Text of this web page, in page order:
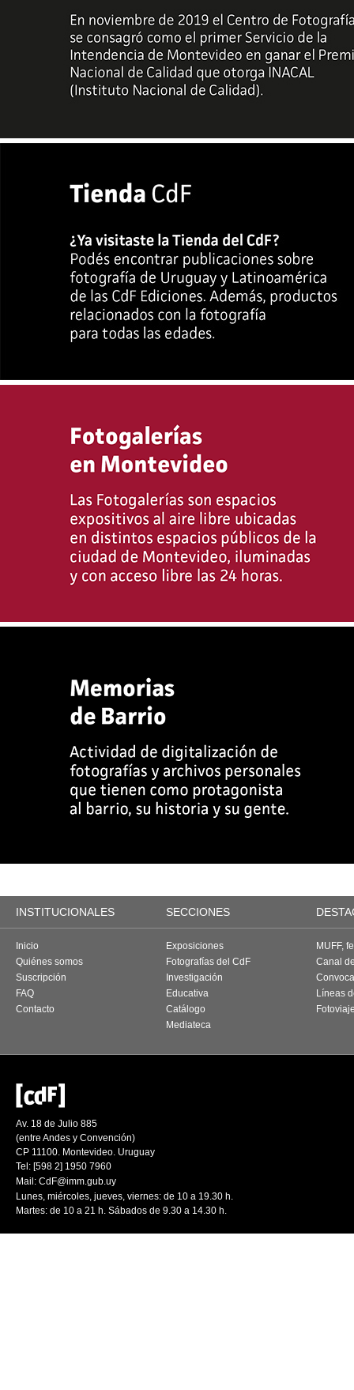
INSTITUCIONALES SECCIONES
Inicio
Quiénes somos
Suscripción
FAQ
Contacto
Exposiciones
Fotografías del CdF
Investigación
Educativa
Catálogo
Mediateca
MUFF,
Canal
Líneas
Av. 18 de Julio 885
(entre Andes y Convención)
CP 11100. Montevideo. Uruguay
Tel: [598 2] 1950 7960
Mail: CdF@imm.gub.uy
Lunes, miércoles, jueves, viernes: de 10 a 19.30 h.
Martes: de 10 a 21 h. Sábados de 9.30 a 14.30 h.